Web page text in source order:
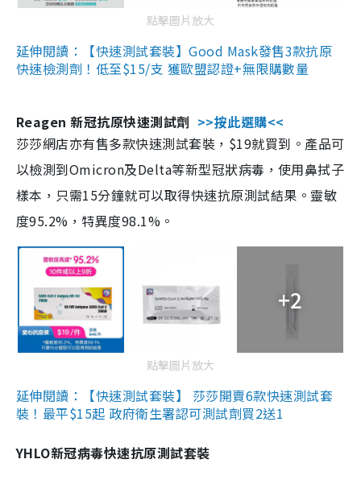
點擊圖片放大
延伸閱讀：【快速測試套裝】Good Mask發售3款抗原
快速檢測劑！低至$15/支 獲歐盟認證+無限購數量
Reagen 新冠抗原快速測試劑 >>按此選購<<
莎莎網店亦有售多款快速測試套裝，$19就買到。產品可
以檢測到Omicron及Delta等新型冠狀病毒，使用鼻拭子
樣本，只需15分鐘就可以取得快速抗原測試結果。靈敏
度95.2%，特異度98.1%。
+2
點擊圖片放大
延伸閱讀：【快速測試套裝】 莎莎開賣6款快速測試套
裝！最平$15起 政府衛生署認可測試劑買2送1
YHLO新冠病毒快速抗原測試套裝